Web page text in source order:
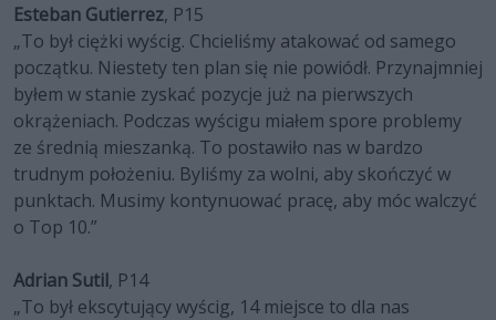
Esteban Gutierrez, P15
„To był ciężki wyścig. Chcieliśmy atakować od samego
początku. Niestety ten plan się nie powiódł. Przynajmniej
byłem w stanie zyskać pozycje już na pierwszych
okrążeniach. Podczas wyścigu miałem spore problemy
ze średnią mieszanką. To postawiło nas w bardzo
trudnym położeniu. Byliśmy za wolni, aby skończyć w
punktach. Musimy kontynuować pracę, aby móc walczyć
o Top 10.”
Adrian Sutil, P14
„To był ekscytujący wyścig, 14 miejsce to dla nas